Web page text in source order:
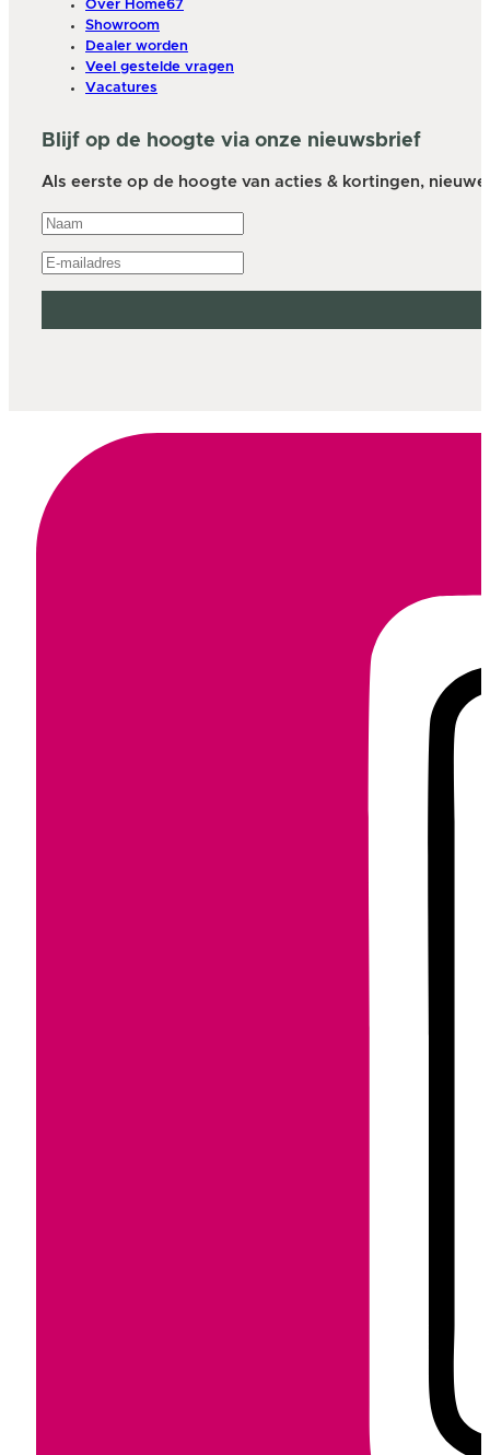
Over Home67
Showroom
Dealer worden
Veel gestelde vragen
Vacatures
Blijf op de hoogte via onze nieuwsbrief
Als eerste op de hoogte van acties & kortingen,